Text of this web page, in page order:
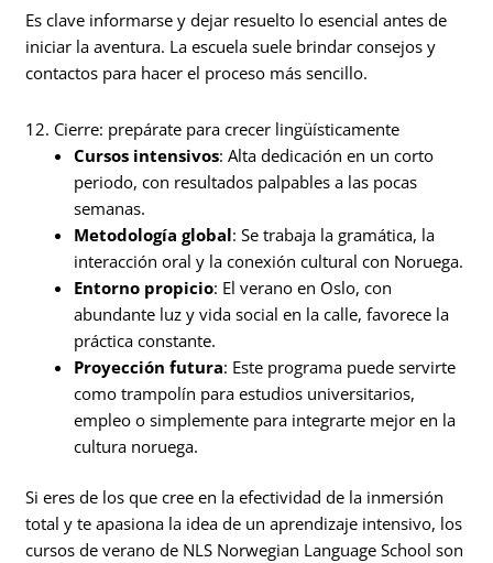
Es clave informarse y dejar resuelto lo esencial antes de
iniciar la aventura. La escuela suele brindar consejos y
contactos para hacer el proceso más sencillo.
12. Cierre: prepárate para crecer lingüísticamente
Cursos intensivos: Alta dedicación en un corto
periodo, con resultados palpables a las pocas
semanas.
Metodología global: Se trabaja la gramática, la
interacción oral y la conexión cultural con Noruega.
Entorno propicio: El verano en Oslo, con
abundante luz y vida social en la calle, favorece la
práctica constante.
Proyección futura: Este programa puede servirte
como trampolín para estudios universitarios,
empleo o simplemente para integrarte mejor en la
cultura noruega.
Si eres de los que cree en la efectividad de la inmersión
total y te apasiona la idea de un aprendizaje intensivo, los
cursos de verano de NLS Norwegian Language School son